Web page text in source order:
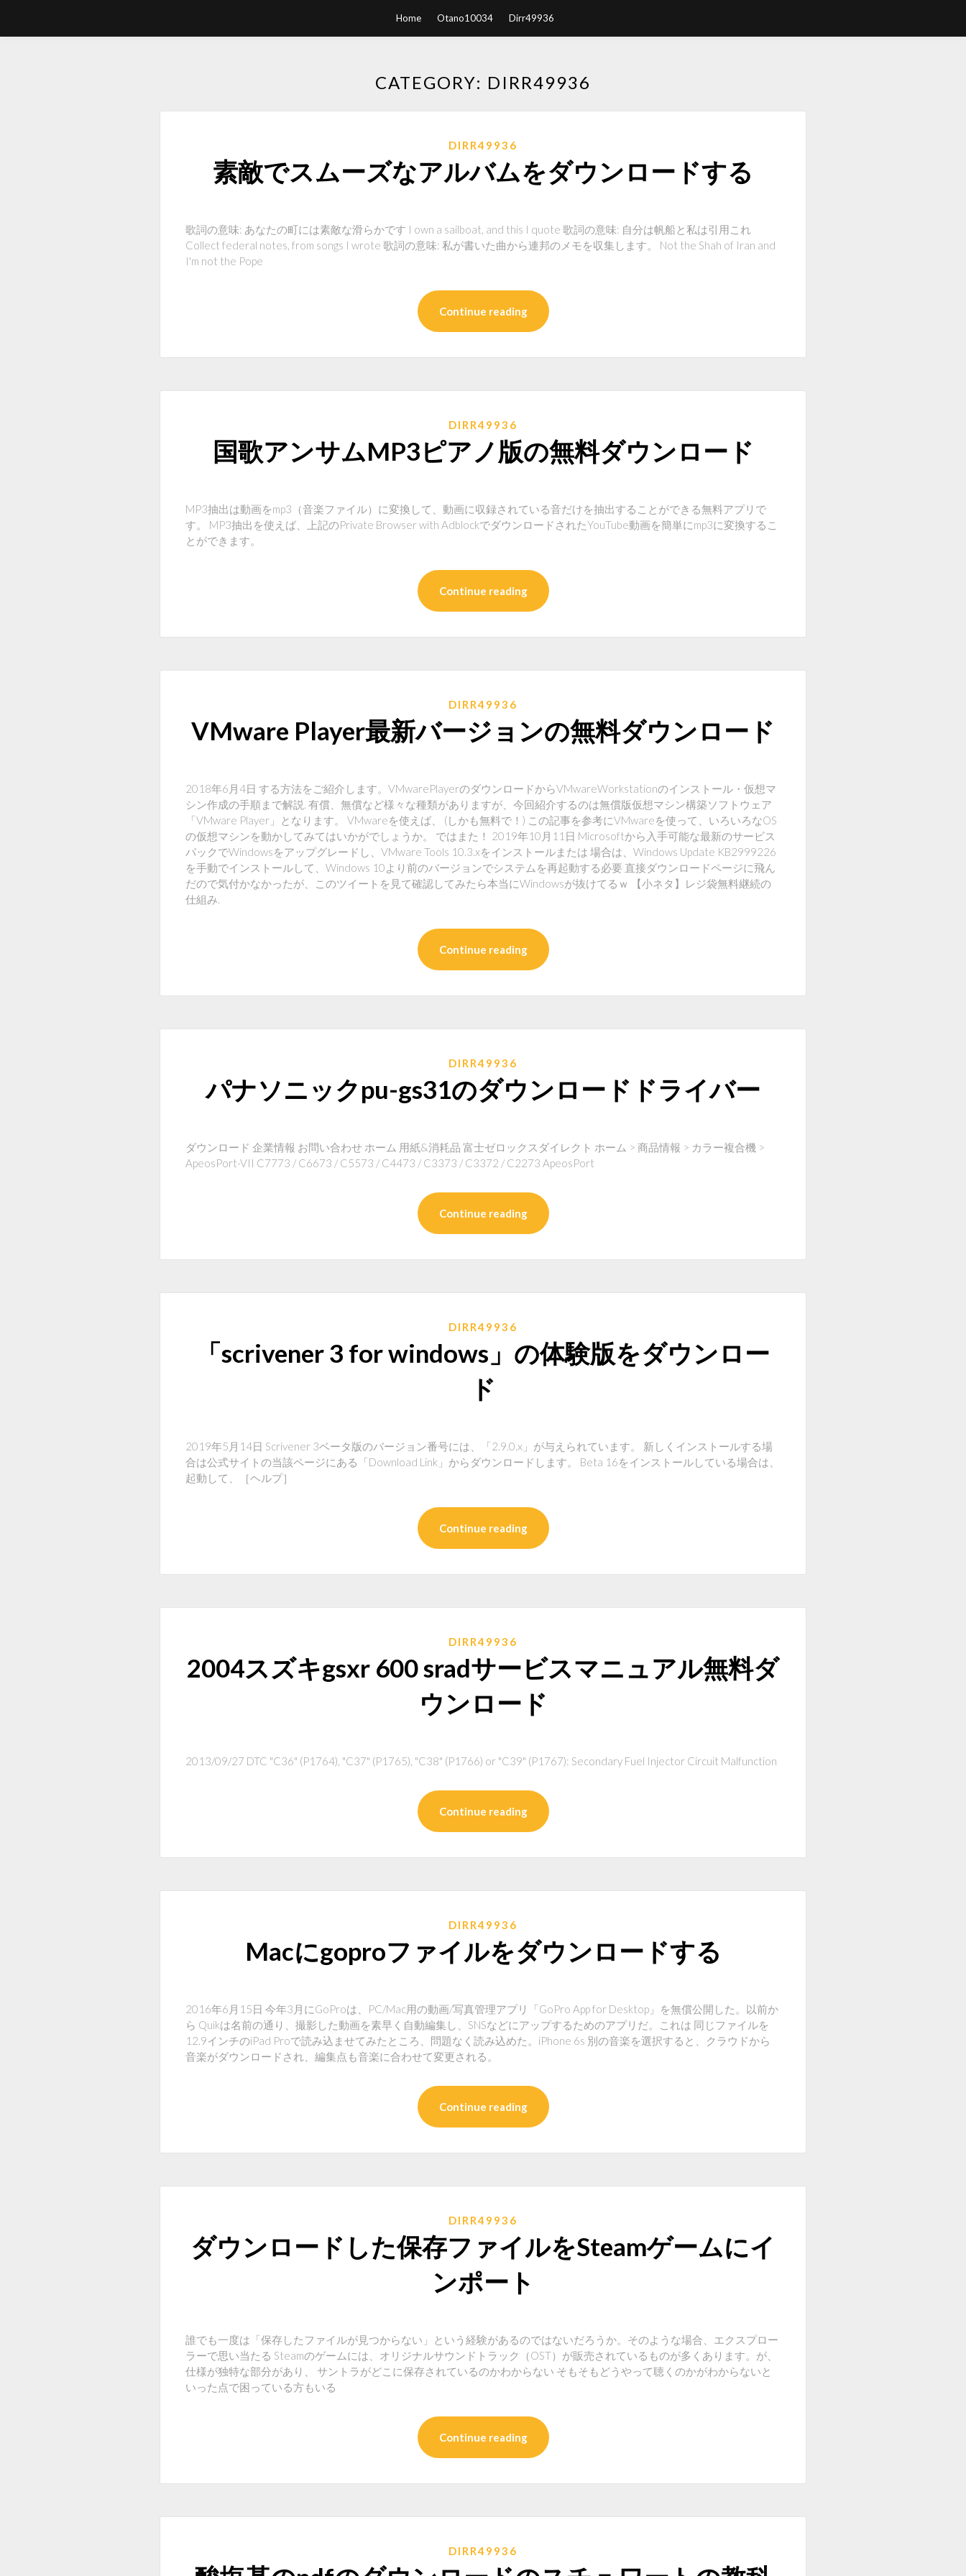
Home Otano10034 Dirr49936
CATEGORY: DIRR49936
DIRR49936
素敵でスムーズなアルバムをダウンロードする
歌詞の意味: あなたの町には素敵な滑らかです I own a sailboat, and this I quote 歌詞の意味: 自分は帆船と私は引用これ
Collect federal notes, from songs I wrote 歌詞の意味: 私が書いた曲から連邦のメモを収集します。 Not the Shah of Iran and
I'm not the Pope
Continue reading
DIRR49936
国歌アンサムMP3ピアノ版の無料ダウンロード
MP3抽出は動画をmp3（音楽ファイル）に変換して、動画に収録されている音だけを抽出することができる無料アプリで
す。 MP3抽出を使えば、上記のPrivate Browser with AdblockでダウンロードされたYouTube動画を簡単にmp3に変換するこ
とができます。
Continue reading
DIRR49936
VMware Player最新バージョンの無料ダウンロード
2018年6月4日 する方法をご紹介します。VMwarePlayerのダウンロードからVMwareWorkstationのインストール・仮想マ
シン作成の手順まで解説. 有償、無償など様々な種類がありますが、今回紹介するのは無償版仮想マシン構築ソフトウェア
「VMware Player」となります。 VMwareを使えば、 (しかも無料で！) この記事を参考にVMwareを使って、いろいろなOS
の仮想マシンを動かしてみてはいかがでしょうか。 ではまた！ 2019年10月11日 Microsoftから入手可能な最新のサービス
パックでWindowsをアップグレードし、VMware Tools 10.3.xをインストールまたは 場合は、Windows Update KB2999226
を手動でインストールして、Windows 10より前のバージョンでシステムを再起動する必要 直接ダウンロードページに飛ん
だので気付かなかったが、このツイートを見て確認してみたら本当にWindowsが抜けてるｗ 【小ネタ】レジ袋無料継続の
仕組み.
Continue reading
DIRR49936
パナソニックpu-gs31のダウンロードドライバー
ダウンロード 企業情報 お問い合わせ ホーム 用紙&消耗品 富士ゼロックスダイレクト ホーム > 商品情報 > カラー複合機 >
ApeosPort-VII C7773 / C6673 / C5573 / C4473 / C3373 / C3372 / C2273 ApeosPort
Continue reading
DIRR49936
「scrivener 3 for windows」の体験版をダウンロー
ド
2019年5月14日 Scrivener 3ベータ版のバージョン番号には、「2.9.0.x」が与えられています。 新しくインストールする場
合は公式サイトの当該ページにある「Download Link」からダウンロードします。 Beta 16をインストールしている場合は、
起動して、［ヘルプ］
Continue reading
DIRR49936
2004スズキgsxr 600 sradサービスマニュアル無料ダ
ウンロード
2013/09/27 DTC "C36" (P1764), "C37" (P1765), "C38" (P1766) or "C39" (P1767): Secondary Fuel Injector Circuit Malfunction
Continue reading
DIRR49936
Macにgoproファイルをダウンロードする
2016年6月15日 今年3月にGoProは、PC/Mac用の動画/写真管理アプリ「GoPro App for Desktop」を無償公開した。以前か
ら Quikは名前の通り、撮影した動画を素早く自動編集し、SNSなどにアップするためのアプリだ。これは 同じファイルを
12.9インチのiPad Proで読み込ませてみたところ、問題なく読み込めた。iPhone 6s 別の音楽を選択すると、クラウドから
音楽がダウンロードされ、編集点も音楽に合わせて変更される。
Continue reading
DIRR49936
ダウンロードした保存ファイルをSteamゲームにイ
ンポート
誰でも一度は「保存したファイルが見つからない」という経験があるのではないだろうか。そのような場合、エクスプロー
ラーで思い当たる Steamのゲームには、オリジナルサウンドトラック（OST）が販売されているものが多くあります。が、
仕様が独特な部分があり、 サントラがどこに保存されているのかわからない そもそもどうやって聴くのかがわからないと
いった点で困っている方もいる
Continue reading
DIRR49936